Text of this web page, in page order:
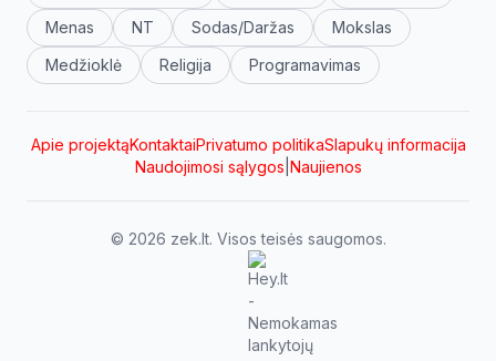
Menas
NT Sodas/Daržas
Mokslas
Medžioklė
Religija Programavimas
Apie projektąKontaktaiPrivatumo politikaSlapukų informacija
Naudojimosi sąlygos Naujienos
© 2026 zek.lt. Visos teisės saugomos.